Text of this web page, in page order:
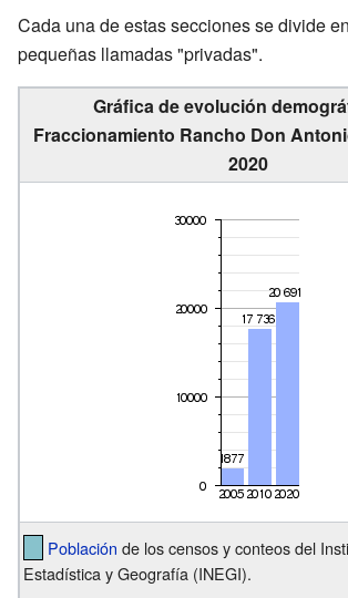
Cada una de estas secciones se divide
pequeñas llamadas "privadas".
Gráfica de evolución
Fraccionamiento Rancho Don
2020
Población de los censos y conteos del
Estadística y Geografía (INEGI).